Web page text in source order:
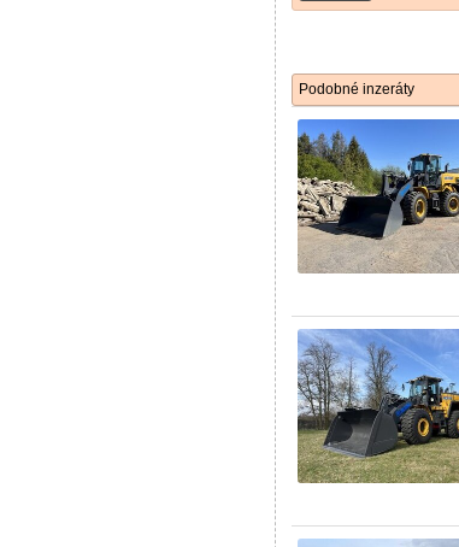
Podobné inzeráty